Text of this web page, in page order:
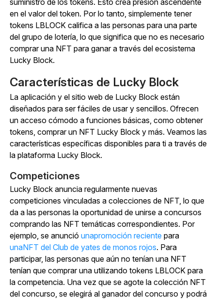
suministro de los tokens. Esto crea presión ascendente
en el valor del token. Por lo tanto, simplemente tener
tokens LBLOCK califica a las personas para una parte
del grupo de lotería, lo que significa que no es necesario
comprar una NFT para ganar a través del ecosistema
Lucky Block.
Características de Lucky Block
La aplicación y el sitio web de Lucky Block están
diseñados para ser fáciles de usar y sencillos. Ofrecen
un acceso cómodo a funciones básicas, como obtener
tokens, comprar un NFT Lucky Block y más. Veamos las
características específicas disponibles para ti a través de
la plataforma Lucky Block.
Competiciones
Lucky Block anuncia regularmente nuevas
competiciones vinculadas a colecciones de NFT, lo que
da a las personas la oportunidad de unirse a concursos
comprando las NFT temáticas correspondientes. Por
ejemplo, se anunció unapromoción reciente para
unaNFT del Club de yates de monos rojos. Para
participar, las personas que aún no tenían una NFT
tenían que comprar una utilizando tokens LBLOCK para
la competencia. Una vez que se agote la colección NFT
del concurso, se elegirá al ganador del concurso y podrá